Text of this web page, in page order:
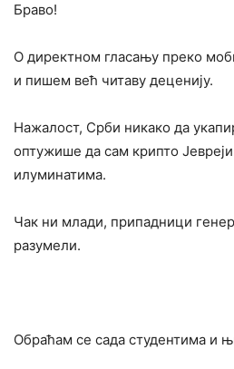
Браво!
О директном гласању преко
и пишем већ читаву деценију.
Нажалост, Срби никако да
оптужише да сам крипто
илуминатима.
Чак ни млади, припадници
разумели.
Обраћам се сада студентима и